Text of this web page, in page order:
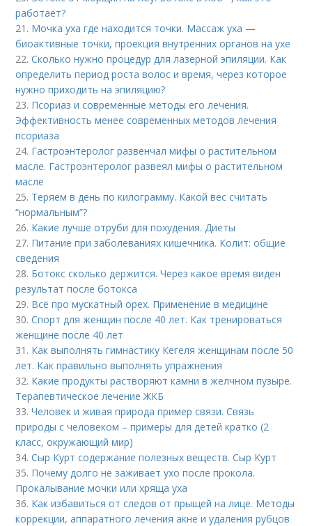
работает?
21. Мочка уха где находится точки. Массаж уха —
биоактивные точки, проекция внутренних органов на ухе
22.Сколько нужно процедур для лазерной эпиляции. Как
определить период роста волос и время, через которое
нужно приходить на эпиляцию?
23. Псориаз и современные методы его лечения.
Эффективность менее современных методов лечения
псориаза
24. Гастроэнтеролог развенчал мифы о растительном
масле. Гастроэнтеролог развеял мифы о растительном
масле
25. Теряем в день по килограмму. Какой вес считать
“нормальным”?
26. Какие лучше отруби для похудения. Диеты
27. Питание при заболеваниях кишечника. Колит: общие
сведения
28. Ботокс сколько держится. Через какое время виден
результат после ботокса
29. Всё про мускатный орех. Применение в медицине
30.Спорт для женщин после 40 лет. Как тренироваться
женщине после 40 лет
31. Как выполнять гимнастику Кегеля женщинам после 50
лет. Как правильно выполнять упражнения
32. Какие продукты растворяют камни в желчном пузыре.
Терапевтическое лечение ЖКБ
33.Человек и живая природа пример связи. Связь
природы с человеком – примеры для детей кратко (2
класс, окружающий мир)
34.Сыр Курт содержание полезных веществ. Сыр Курт
35. Почему долго не заживает ухо после прокола.
Прокалывание мочки или хряща уха
36. Как избавиться от следов от прыщей на лице. Методы
коррекции, аппаратного лечения акне и удаления рубцов